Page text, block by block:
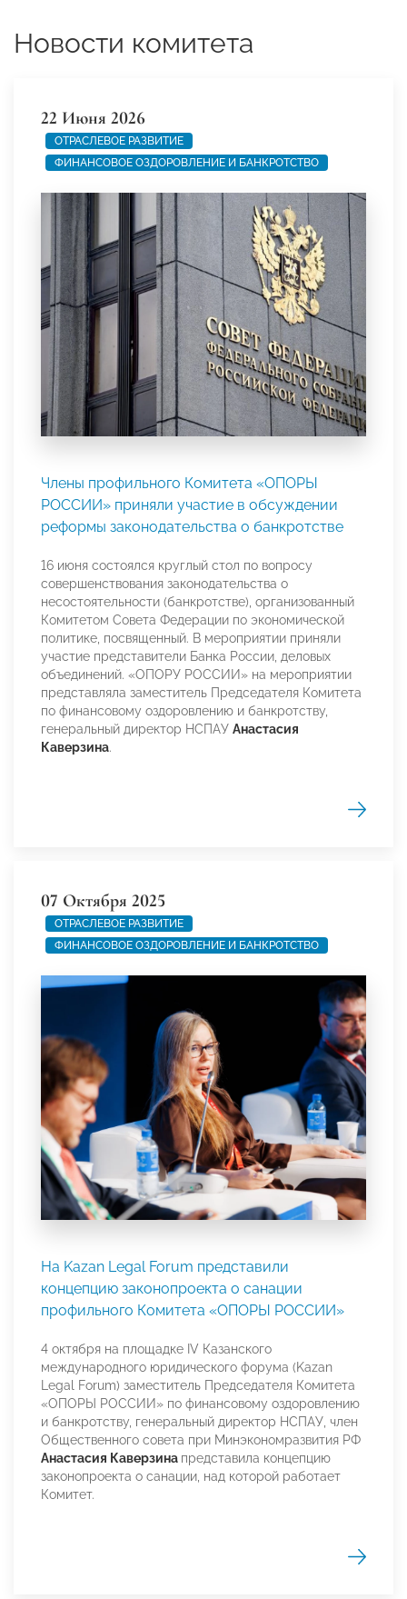
Новости комитета
22 Июня 2026
ОТРАСЛЕВОЕ РАЗВИТИЕ
ФИНАНСОВОЕ ОЗДОРОВЛЕНИЕ И БАНКРОТСТВО
Члены профильного Комитета «ОПОРЫ
РОССИИ» приняли участие в обсуждении
реформы законодательства о банкротстве
16 июня состоялся круглый стол по вопросу
совершенствования законодательства о
несостоятельности (банкротстве), организованный
Комитетом Совета Федерации по экономической
политике, посвященный. В мероприятии приняли
участие представители Банка России, деловых
объединений. «ОПОРУ РОССИИ» на мероприятии
представляла заместитель Председателя Комитета
по финансовому оздоровлению и банкротству,
генеральный директор НСПАУ Анастасия
Каверзина.
07 Октября 2025
ОТРАСЛЕВОЕ РАЗВИТИЕ
ФИНАНСОВОЕ ОЗДОРОВЛЕНИЕ И БАНКРОТСТВО
На Kazan Legal Forum представили
концепцию законопроекта о санации
профильного Комитета «ОПОРЫ РОССИИ»
4 октября на площадке IV Казанского
международного юридического форума (Kazan
Legal Forum) заместитель Председателя Комитета
«ОПОРЫ РОССИИ» по финансовому оздоровлению
и банкротству, генеральный директор НСПАУ, член
Общественного совета при Минэкономразвития РФ
Анастасия Каверзина представила концепцию
законопроекта о санации, над которой работает
Комитет.